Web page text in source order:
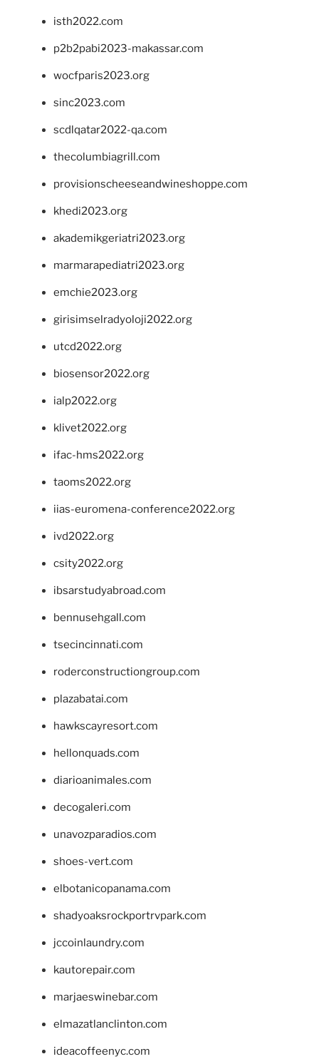
isth2022.com
p2b2pabi2023-makassar.com
wocfparis2023.org
sinc2023.com
scdlqatar2022-qa.com
thecolumbiagrill.com
provisionscheeseandwineshoppe.com
khedi2023.org
akademikgeriatri2023.org
marmarapediatri2023.org
emchie2023.org
girisimselradyoloji2022.org
utcd2022.org
biosensor2022.org
ialp2022.org
klivet2022.org
ifac-hms2022.org
taoms2022.org
iias-euromena-conference2022.org
ivd2022.org
csity2022.org
ibsarstudyabroad.com
bennusehgall.com
tsecincinnati.com
roderconstructiongroup.com
plazabatai.com
hawkscayresort.com
hellonquads.com
diarioanimales.com
decogaleri.com
unavozparadios.com
shoes-vert.com
elbotanicopanama.com
shadyoaksrockportrvpark.com
jccoinlaundry.com
kautorepair.com
marjaeswinebar.com
elmazatlanclinton.com
ideacoffeenyc.com